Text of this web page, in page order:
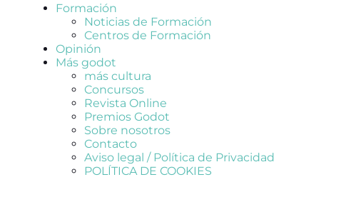
Formación
Noticias de Formación
Centros de Formación
Opinión
Más godot
más cultura
Concursos
Revista Online
Premios Godot
Sobre nosotros
Contacto
Aviso legal / Política de Privacidad
POLÍTICA DE COOKIES